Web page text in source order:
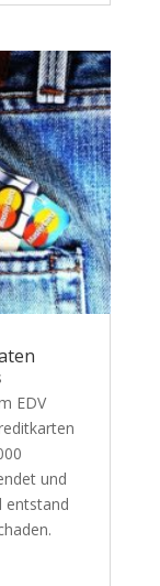
EDV
und
entstand